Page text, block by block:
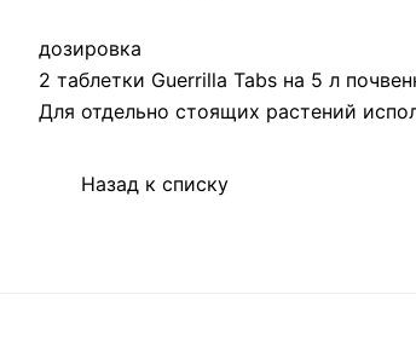
дозировка
2 таблетки Guerrilla Tabs на 5 л
Для отдельно стоящих растений
Назад к списку